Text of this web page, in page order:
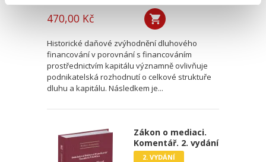
470,00 Kč
Historické daňové zvýhodnění dluhového
financování v porovnání s financováním
prostřednictvím kapitálu významně ovlivňuje
podnikatelská rozhodnutí o celkové struktuře
dluhu a kapitálu. Následkem je...
Zákon o mediaci.
Komentář. 2. vydání
2. VYDÁNÍ